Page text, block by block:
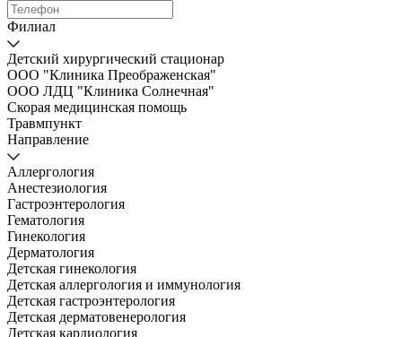
Филиал
Детский хирургический стационар
ООО "Клиника Преображенская"
ООО ЛДЦ "Клиника Солнечная"
Скорая медицинская помощь
Травмпункт
Направление
Аллергология
Анестезиология
Гастроэнтерология
Гематология
Гинекология
Дерматология
Детская гинекология
Детская аллергология и иммунология
Детская гастроэнтерология
Детская дерматовенерология
Детская кардиология